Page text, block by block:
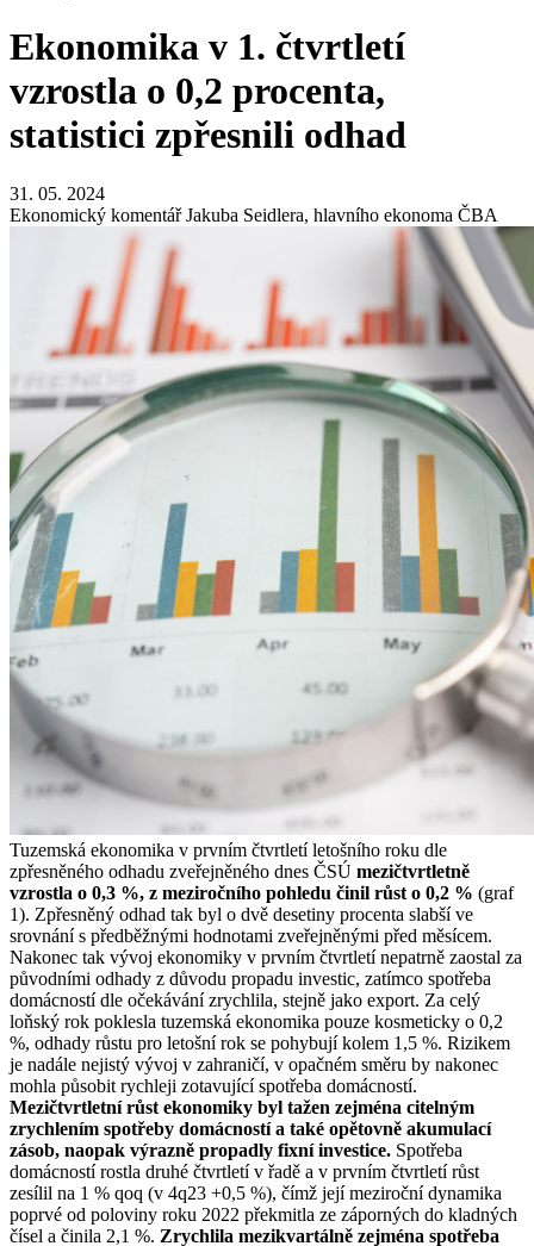
Ekonomika v 1. čtvrtletí
vzrostla o 0,2 procenta,
statistici zpřesnili odhad
31. 05. 2024
Ekonomický komentář Jakuba Seidlera, hlavního ekonoma ČBA
Tuzemská ekonomika v prvním čtvrtletí letošního roku dle
zpřesněného odhadu zveřejněného dnes ČSÚ mezičtvrtletně
vzrostla o 0,3 %, z meziročního pohledu činil růst o 0,2 % (graf
1). Zpřesněný odhad tak byl o dvě desetiny procenta slabší ve
srovnání s předběžnými hodnotami zveřejněnými před měsícem.
Nakonec tak vývoj ekonomiky v prvním čtvrtletí nepatrně zaostal za
původními odhady z důvodu propadu investic, zatímco spotřeba
domácností dle očekávání zrychlila, stejně jako export. Za celý
loňský rok poklesla tuzemská ekonomika pouze kosmeticky o 0,2
%, odhady růstu pro letošní rok se pohybují kolem 1,5 %. Rizikem
je nadále nejistý vývoj v zahraničí, v opačném směru by nakonec
mohla působit rychleji zotavující spotřeba domácností.
Mezičtvrtletní růst ekonomiky byl tažen zejména citelným
zrychlením spotřeby domácností a také opětovně akumulací
zásob, naopak výrazně propadly fixní investice. Spotřeba
domácností rostla druhé čtvrtletí v řadě a v prvním čtvrtletí růst
zesílil na 1 % qoq (v 4q23 +0,5 %), čímž její meziroční dynamika
poprvé od poloviny roku 2022 překmitla ze záporných do kladných
čísel a činila 2,1 %. Zrychlila mezikvartálně zejména spotřeba